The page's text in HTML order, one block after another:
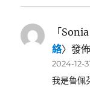
「
絡〉發
2024-12-
我是魯佩